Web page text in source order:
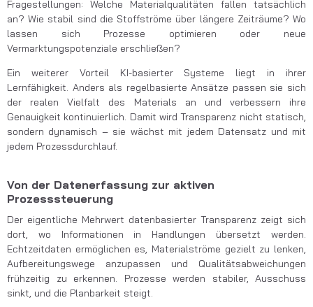
Fragestellungen: Welche Materialqualitäten fallen tatsächlich
an? Wie stabil sind die Stoffströme über längere Zeiträume? Wo
lassen sich Prozesse optimieren oder neue
Vermarktungspotenziale erschließen?
Ein weiterer Vorteil KI-basierter Systeme liegt in ihrer
Lernfähigkeit. Anders als regelbasierte Ansätze passen sie sich
der realen Vielfalt des Materials an und verbessern ihre
Genauigkeit kontinuierlich. Damit wird Transparenz nicht statisch,
sondern dynamisch – sie wächst mit jedem Datensatz und mit
jedem Prozessdurchlauf.
Von der Datenerfassung zur aktiven
Prozesssteuerung
Der eigentliche Mehrwert datenbasierter Transparenz zeigt sich
dort, wo Informationen in Handlungen übersetzt werden.
Echtzeitdaten ermöglichen es, Materialströme gezielt zu lenken,
Aufbereitungswege anzupassen und Qualitätsabweichungen
frühzeitig zu erkennen. Prozesse werden stabiler, Ausschuss
sinkt, und die Planbarkeit steigt.